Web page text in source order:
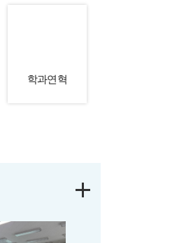
학과연혁